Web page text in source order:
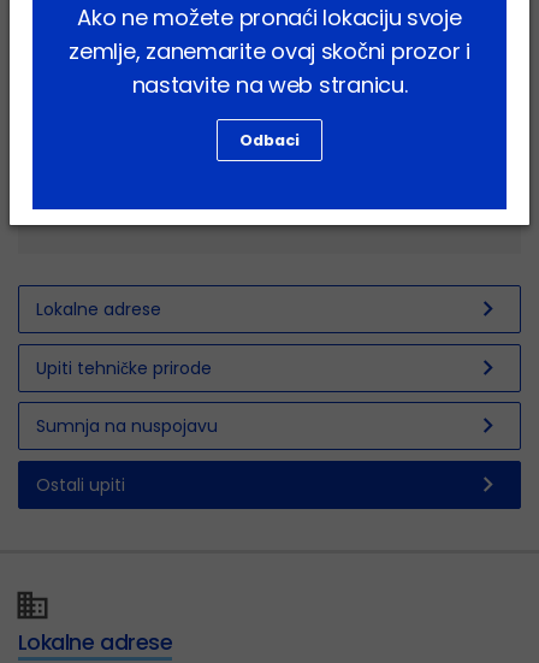
Detalji vašeg upita*
Lokalne adrese chevron_right
Upiti tehničke prirode chevron_right
Sumnja na nuspojavu chevron_right
Ostali upiti chevron_right
Lokalne adrese
Ako ne možete pronaći lokaciju svoje
zemlje, zanemarite ovaj skočni prozor i
nastavite na web stranicu.
Odbaci